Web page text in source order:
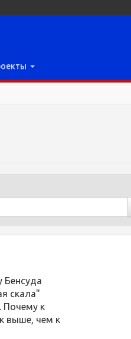
Бенсуда
скала"
Почему к
выше, чем к